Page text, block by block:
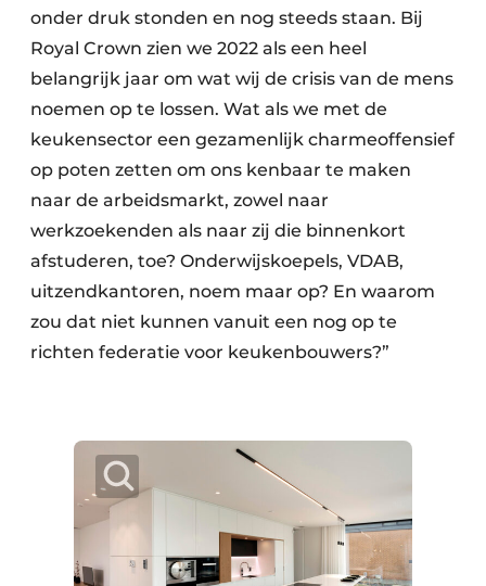
onder druk stonden en nog steeds staan. Bij
Royal Crown zien we 2022 als een heel
belangrijk jaar om wat wij de crisis van de mens
noemen op te lossen. Wat als we met de
keukensector een gezamenlijk charmeoffensief
op poten zetten om ons kenbaar te maken
naar de arbeidsmarkt, zowel naar
werkzoekenden als naar zij die binnenkort
afstuderen, toe? Onderwijskoepels, VDAB,
uitzendkantoren, noem maar op? En waarom
zou dat niet kunnen vanuit een nog op te
richten federatie voor keukenbouwers?”